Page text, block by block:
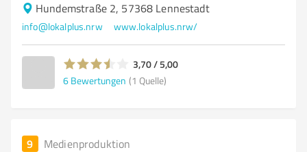
Hundemstraße 2, 57368 Lennestadt
info@lokalplus.nrw www.lokalplus.nrw/
3,70 / 5,00
6 Bewertungen (1 Quelle)
9 Medienproduktion